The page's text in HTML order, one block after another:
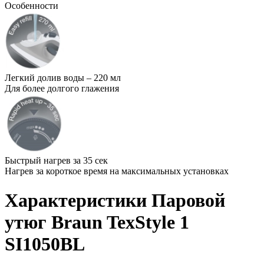
Особенности
Легкий долив воды – 220 мл
Для более долгого глажения
Быстрый нагрев за 35 сек
Нагрев за короткое время на максимальных установках
Характеристики Паровой
утюг Braun TexStyle 1
SI1050BL